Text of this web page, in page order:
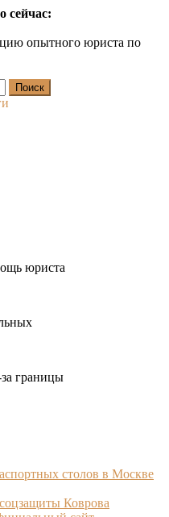
сейчас:
опытного юриста по
юриста
границы
столов в Москве
Коврова